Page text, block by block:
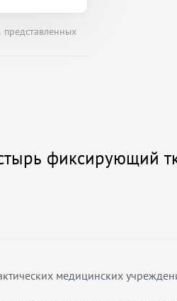
фиксирующий
медицинских